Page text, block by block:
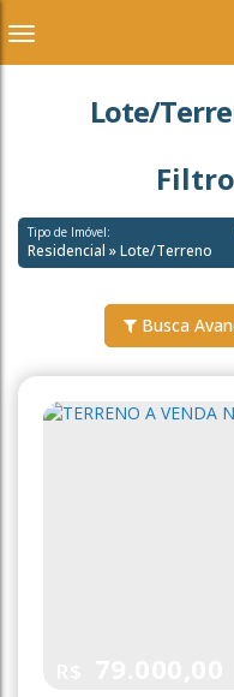
Lote/
Tipo de Imóvel:
Residencial » Lote/Terreno
Busca